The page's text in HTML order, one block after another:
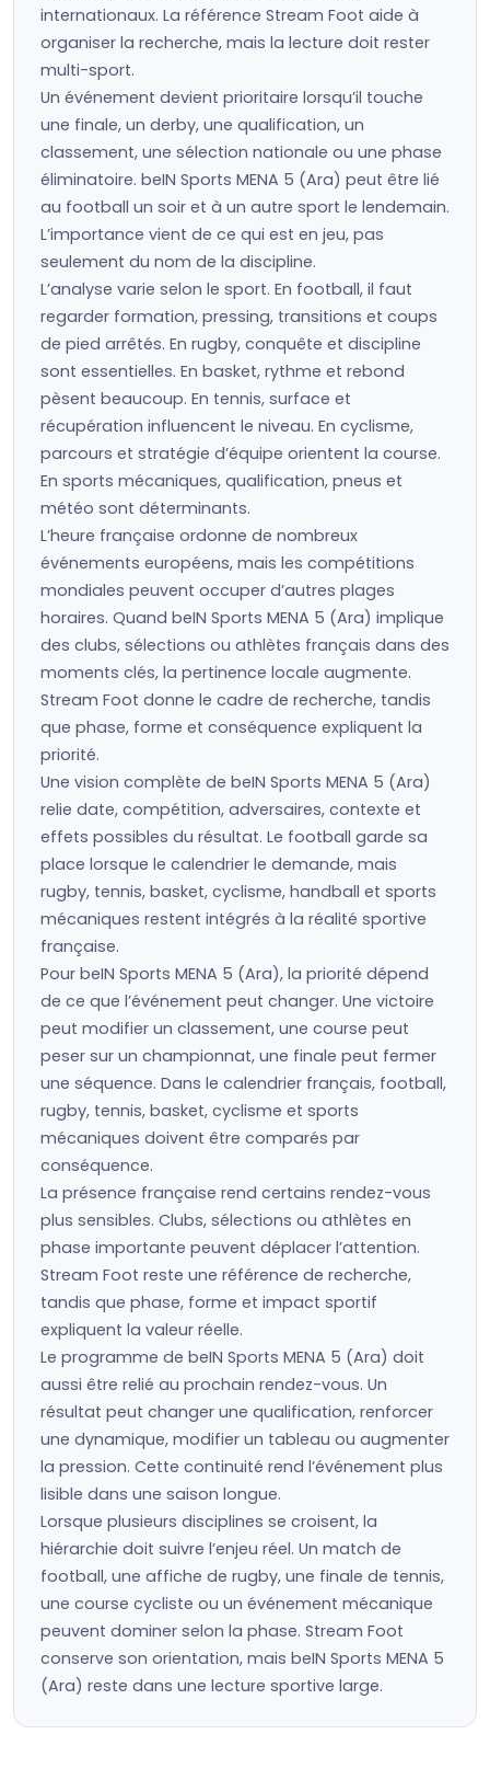
internationaux. La référence Stream Foot aide à
organiser la recherche, mais la lecture doit rester
multi-sport.
Un événement devient prioritaire lorsqu’il touche
une finale, un derby, une qualification, un
classement, une sélection nationale ou une phase
éliminatoire. beIN Sports MENA 5 (Ara) peut être lié
au football un soir et à un autre sport le lendemain.
L’importance vient de ce qui est en jeu, pas
seulement du nom de la discipline.
L’analyse varie selon le sport. En football, il faut
regarder formation, pressing, transitions et coups
de pied arrêtés. En rugby, conquête et discipline
sont essentielles. En basket, rythme et rebond
pèsent beaucoup. En tennis, surface et
récupération influencent le niveau. En cyclisme,
parcours et stratégie d’équipe orientent la course.
En sports mécaniques, qualification, pneus et
météo sont déterminants.
L’heure française ordonne de nombreux
événements européens, mais les compétitions
mondiales peuvent occuper d’autres plages
horaires. Quand beIN Sports MENA 5 (Ara) implique
des clubs, sélections ou athlètes français dans des
moments clés, la pertinence locale augmente.
Stream Foot donne le cadre de recherche, tandis
que phase, forme et conséquence expliquent la
priorité.
Une vision complète de beIN Sports MENA 5 (Ara)
relie date, compétition, adversaires, contexte et
effets possibles du résultat. Le football garde sa
place lorsque le calendrier le demande, mais
rugby, tennis, basket, cyclisme, handball et sports
mécaniques restent intégrés à la réalité sportive
française.
Pour beIN Sports MENA 5 (Ara), la priorité dépend
de ce que l’événement peut changer. Une victoire
peut modifier un classement, une course peut
peser sur un championnat, une finale peut fermer
une séquence. Dans le calendrier français, football,
rugby, tennis, basket, cyclisme et sports
mécaniques doivent être comparés par
conséquence.
La présence française rend certains rendez-vous
plus sensibles. Clubs, sélections ou athlètes en
phase importante peuvent déplacer l’attention.
Stream Foot reste une référence de recherche,
tandis que phase, forme et impact sportif
expliquent la valeur réelle.
Le programme de beIN Sports MENA 5 (Ara) doit
aussi être relié au prochain rendez-vous. Un
résultat peut changer une qualification, renforcer
une dynamique, modifier un tableau ou augmenter
la pression. Cette continuité rend l’événement plus
lisible dans une saison longue.
Lorsque plusieurs disciplines se croisent, la
hiérarchie doit suivre l’enjeu réel. Un match de
football, une affiche de rugby, une finale de tennis,
une course cycliste ou un événement mécanique
peuvent dominer selon la phase. Stream Foot
conserve son orientation, mais beIN Sports MENA 5
(Ara) reste dans une lecture sportive large.